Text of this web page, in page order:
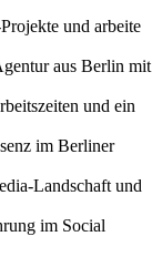
und arbeite
aus Berlin mit
und ein
im Berliner
Landschaft und
im Social